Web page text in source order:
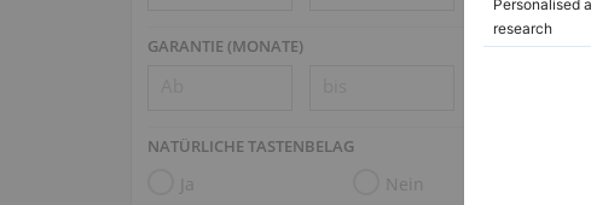
GARANTIE (MONATE)
NATÜRLICHE TASTENBELAG
Ja Nein